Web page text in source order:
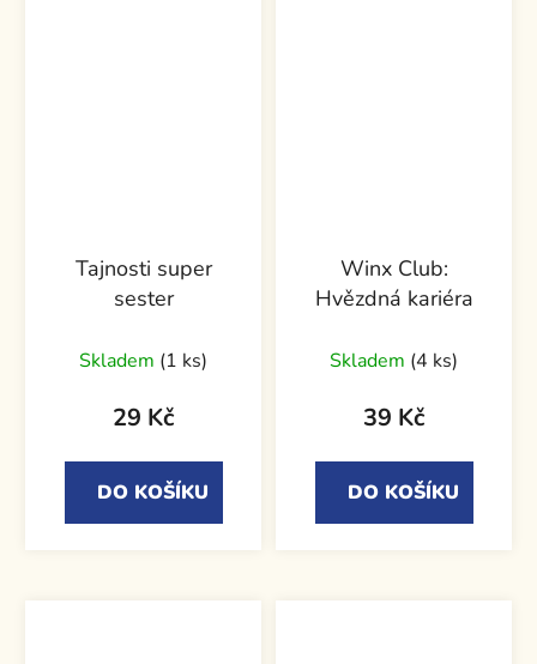
Tajnosti super
sester
Skladem (1 ks)
29 Kč
DO KOŠÍKU
Winx Club:
Hvězdná kariéra
Skladem (4 ks)
39 Kč
DO KOŠÍKU